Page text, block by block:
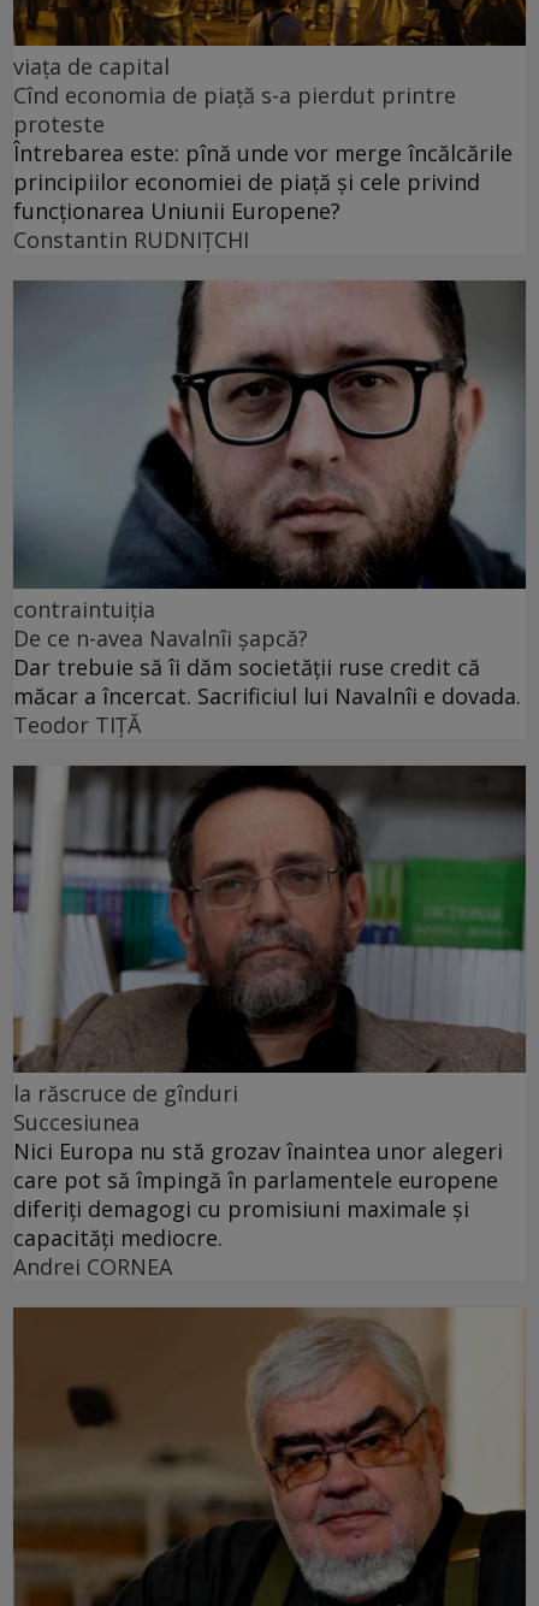
viața de capital
Cînd economia de piață s-a pierdut printre
proteste
Întrebarea este: pînă unde vor merge încălcările
principiilor economiei de piață și cele privind
funcționarea Uniunii Europene?
Constantin RUDNIŢCHI
contraintuiția
De ce n-avea Navalnîi șapcă?
Dar trebuie să îi dăm societății ruse credit că
măcar a încercat. Sacrificiul lui Navalnîi e dovada.
Teodor TIŢĂ
la răscruce de gînduri
Succesiunea
Nici Europa nu stă grozav înaintea unor alegeri
care pot să împingă în parlamentele europene
diferiți demagogi cu promisiuni maximale și
capacități mediocre.
Andrei CORNEA